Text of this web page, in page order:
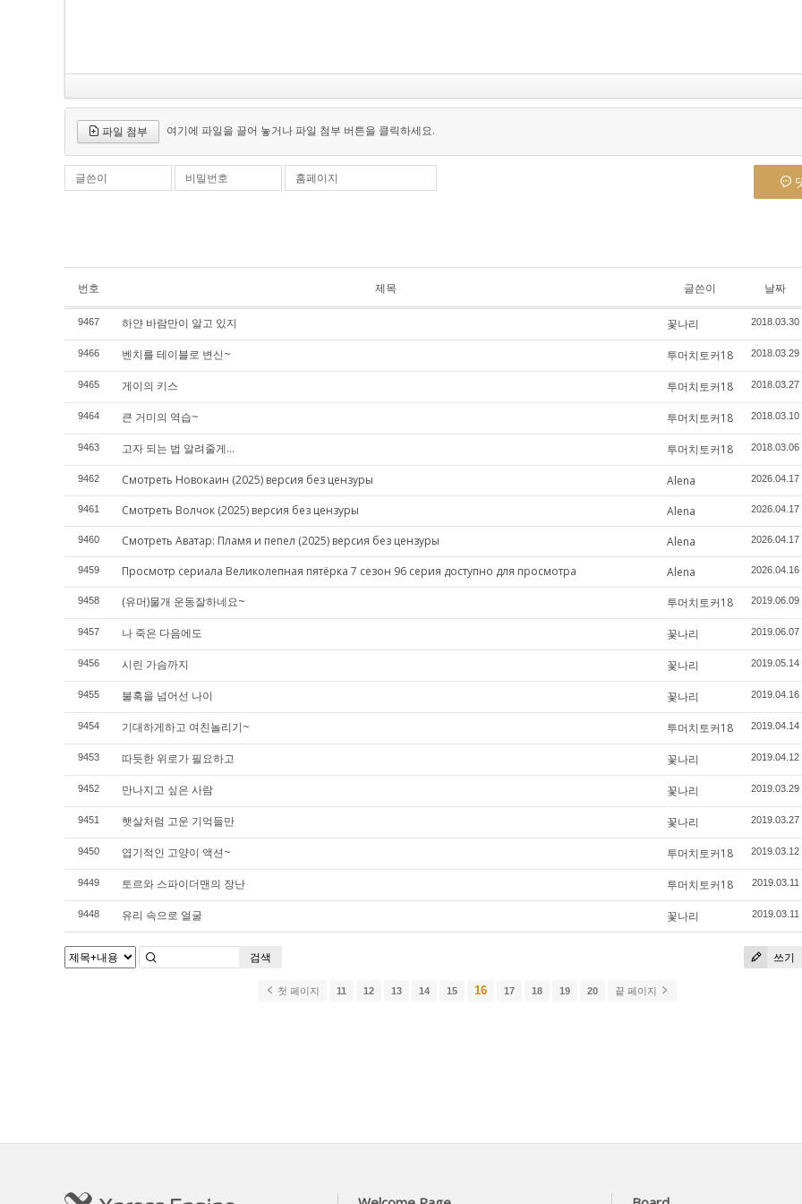
파일 첨부 여기에 파일을 끌어 놓거나 파일 첨부 버튼을 클릭하세요.
글쓴이 비밀번호 홈페이지
번호 제목 글쓴이 날짜
9467 하얀 바람만이 알고 있지 꽃나리 2018.03.30
9466 벤치를 테이블로 변신~ 투머치토커18 2018.03.29
9465 게이의 키스 투머치토커18 2018.03.27
9464 큰 거미의 역습~ 투머치토커18 2018.03.10
9463 고자 되는 법 알려줄게... 투머치토커18 2018.03.06
9462 Смотреть Новокаин (2025) версия без цензуры Alena 2026.04.17
9461 Смотреть Волчок (2025) версия без цензуры Alena 2026.04.17
9460 Смотреть Аватар: Пламя и пепел (2025) версия без цензуры Alena 2026.04.17
9459 Просмотр сериала Великолепная пятёрка 7 сезон 96 серия доступно для просмотра Alena 2026.04.16
9458 (유머)물개 운동잘하네요~ 투머치토커18 2019.06.09
9457 나 죽은 다음에도 꽃나리 2019.06.07
9456 시린 가슴까지 꽃나리 2019.05.14
9455 불혹을 넘어선 나이 꽃나리 2019.04.16
9454 기대하게하고 여친놀리기~ 투머치토커18 2019.04.14
9453 따듯한 위로가 필요하고 꽃나리 2019.04.12
9452 만나지고 싶은 사람 꽃나리 2019.03.29
9451 햇살처럼 고운 기억들만 꽃나리 2019.03.27
9450 엽기적인 고양이 액션~ 투머치토커18 2019.03.12
9449 토르와 스파이더맨의 장난 투머치토커18 2019.03.11
9448 유리 속으로 얼굴 꽃나리 2019.03.11
쓰기
검색
첫 페이지 11 12 13 14 15 16 17 18 19 20 끝 페이지